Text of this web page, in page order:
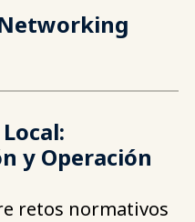
y Operación
retos normativos